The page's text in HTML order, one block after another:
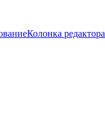
Колонка редактора